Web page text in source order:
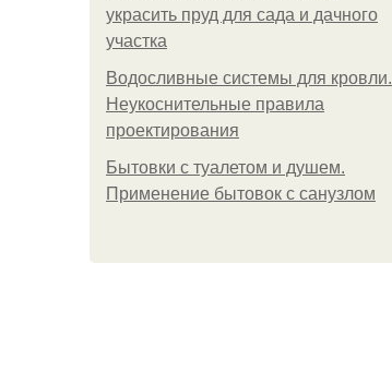
украсить пруд для сада и дачного
участка
Водосливные системы для кровли.
Неукоснительные правила
проектирования
Бытовки с туалетом и душем.
Применение бытовок с санузлом